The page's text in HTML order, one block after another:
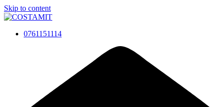
Skip to content
0761151114